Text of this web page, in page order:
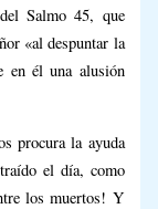
Salmo 45, que
«al despuntar la
en él una alusión
procura la ayuda
el día, como
los muertos! Y